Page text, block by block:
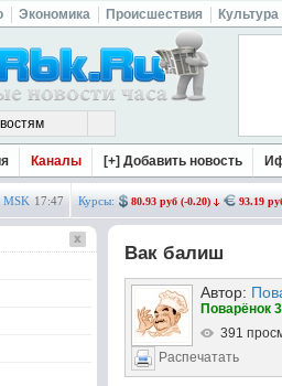
Экономика Происшествия Культура
Каналы [+] Добавить новость
MSK 17:47 Курсы: 80.93 руб (-0.20) 93.19
Вак балиш
Автор:
Поварёнок
391
Распечатать